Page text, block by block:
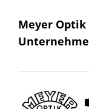
Meyer